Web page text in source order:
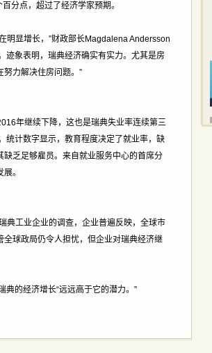
分点，超过了经济学家预期。
明显增长，”财政部长Magdalena Andersson
迹象表明，瑞典经济确实有实力。尤其是房
力解决住房问题。”
年继续下降，这也是瑞典失业率连续第三
统计数字显示，教育程度决定了就业率，缺
乏足够雇员。来自就业服务中心的首席分
。
典工业企业的调查，企业普遍反映，全球市
球政局仍令人担忧，但企业对瑞典经济继
的经济增长“远远高于它的潜力。”